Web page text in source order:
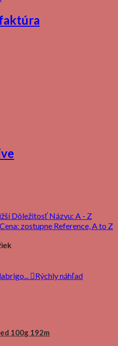
DôležitosťNázvu: A - Z
Cena: zostupne Reference, A to Z
Rýchly náhľad
100g 192m